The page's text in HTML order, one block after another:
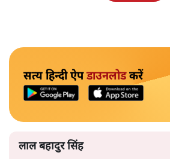
सत्य हिन्दी ऐपडाउनलोडकरें
लाल बहादुर सिंह